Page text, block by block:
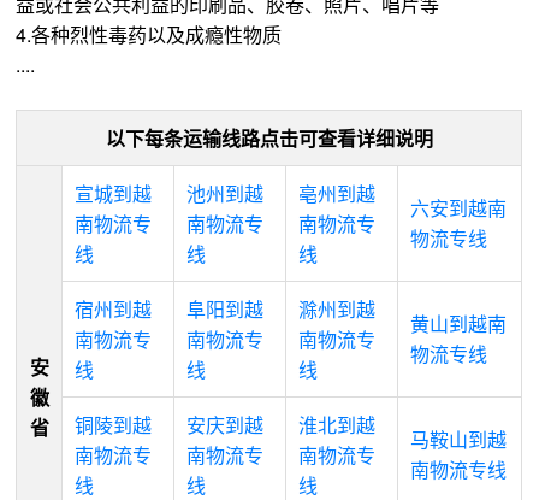
4.各种烈性毒药以及成瘾性物质
....
以下每条运输线路点击可查看详细说明
安
徽
省
宣城到越
南物流专
线
池州到越
南物流专
线
亳州到越
南物流专
线
六安到越南
物流专线
宿州到越
南物流专
线
阜阳到越
南物流专
线
滁州到越
南物流专
线
黄山到越南
物流专线
铜陵到越
南物流专
线
安庆到越
南物流专
线
淮北到越
南物流专
线
马鞍山到越
南物流专线